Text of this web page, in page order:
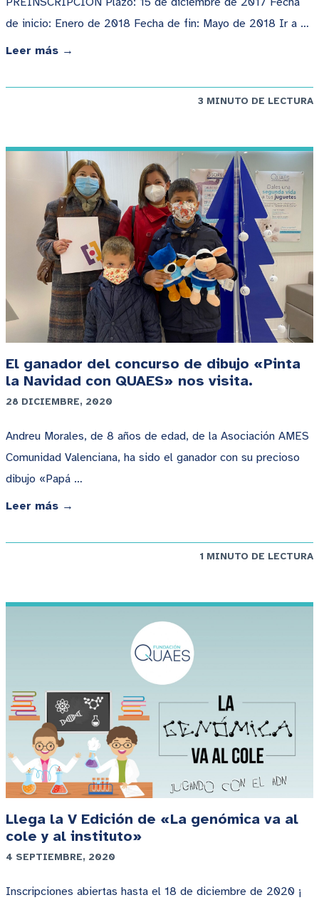
de inicio: Enero de 2018 Fecha de fin: Mayo de 2018 Ir a …
Leer más →
3 MINUTO DE LECTURA
El ganador del concurso de dibujo «Pinta
la Navidad con QUAES» nos visita.
28 DICIEMBRE, 2020
Andreu Morales, de 8 años de edad, de la Asociación AMES
Comunidad Valenciana, ha sido el ganador con su precioso
dibujo «Papá …
Leer más →
1 MINUTO DE LECTURA
Llega la V Edición de «La genómica va al
cole y al instituto»
4 SEPTIEMBRE, 2020
Inscripciones abiertas hasta el 18 de diciembre de 2020 ¡